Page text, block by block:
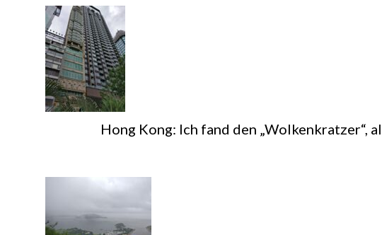
Hong Kong: Ich fand den „Wolkenkratzer“,